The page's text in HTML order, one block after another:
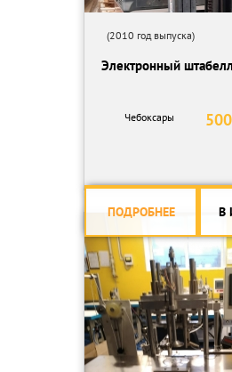
(2010 год выпуска)
Электронный
Чебоксары
ПОДРОБНЕЕ В